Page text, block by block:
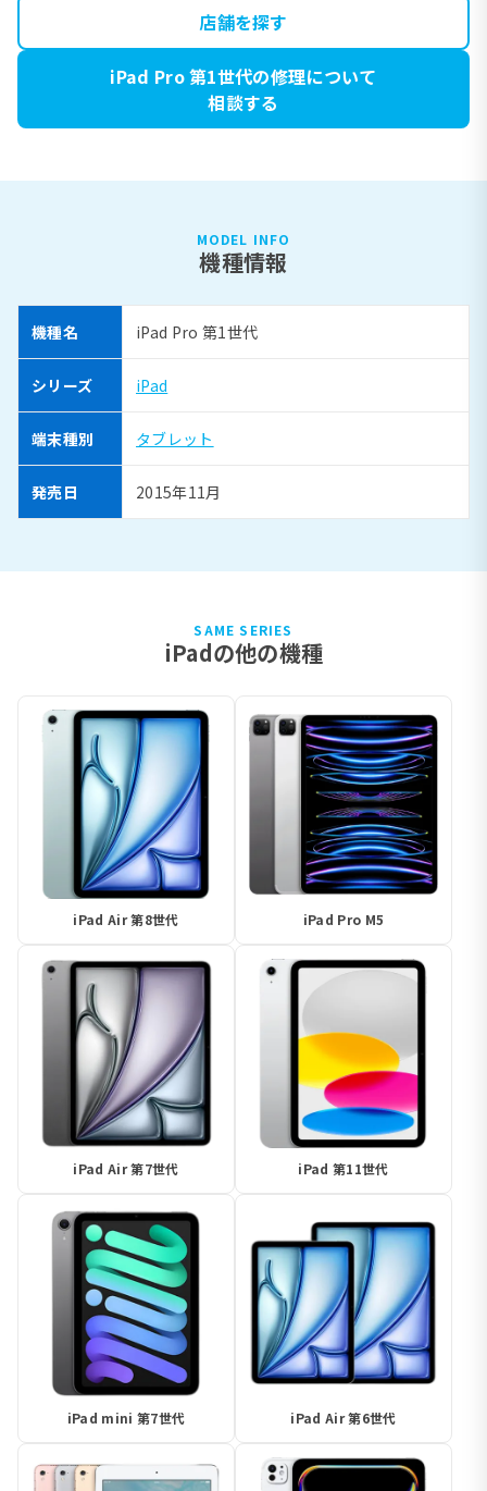
店舗を探す
iPad Pro 第1世代の修理について
相談する
MODEL INFO
機種情報
機種名 iPad Pro 第1世代
シリーズ iPad
端末種別 タブレット
発売日 2015年11月
SAME SERIES
iPadの他の機種
iPad Air 第8世代 iPad Pro M5
iPad Air 第7世代 iPad 第11世代
iPad mini 第7世代 iPad Air 第6世代